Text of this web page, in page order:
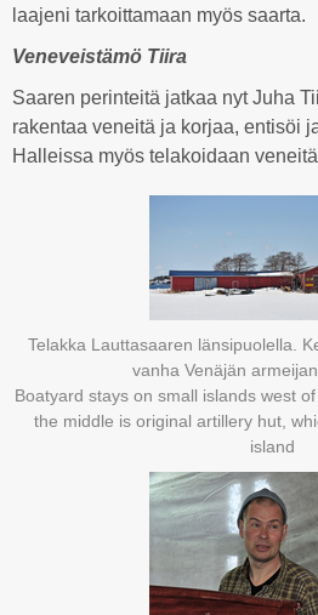
laajeni tarkoittamaan myös saarta.
Veneveistämö Tiira
Saaren perinteitä jatkaa nyt Juha
rakentaa veneitä ja korjaa, entisöi
Halleissa myös telakoidaan
Telakka Lauttasaaren länsipuolella.
vanha Venäjän
Boatyard stays on small islands west
the middle is original artillery hut,
island